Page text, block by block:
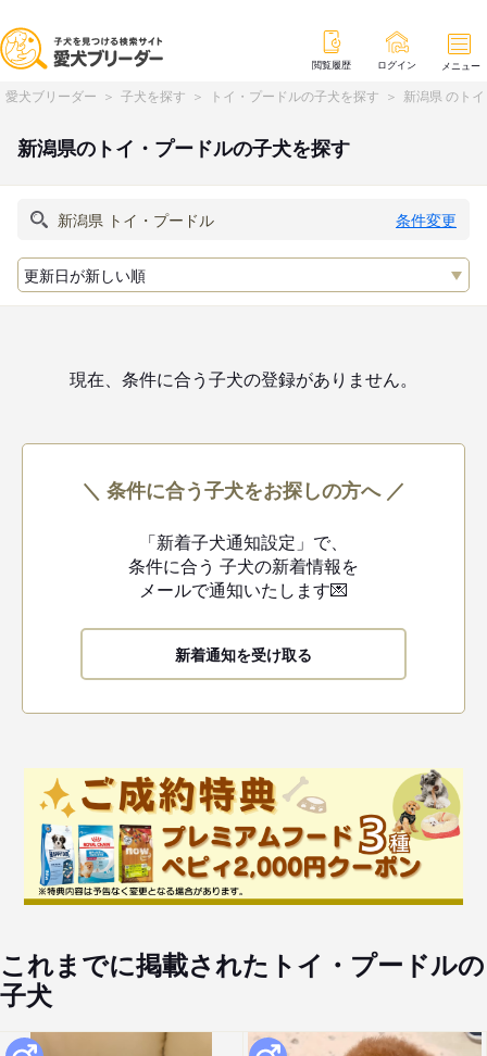
閲覧履歴 ログイン メニュー
愛犬ブリーダー 子犬を探す トイ・プードルの子犬を探す 新潟県 のト
新潟県のトイ・プードルの子犬を探す
条件変更
現在、条件に合う子犬の登録がありません。
＼ 条件に合う子犬をお探しの方へ ／
「新着子犬通知設定」で、
条件に合う 子犬の新着情報を
メールで通知いたします💌
新着通知を受け取る
これまでに掲載されたトイ・プードルの
子犬